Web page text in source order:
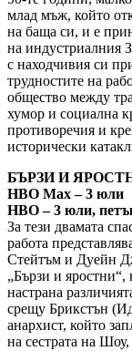
млад мъж, който
на баща си, и е
на индустриалния
с находчивия си
трудностите на
общество между
хумор и социална
противоречия и
исторически
БЪРЗИ И
HBO Max – 3 юли
HBO – 3 юли,
За тези двамата
работа
Стейтъм и Дуейн
„Бързи и
настрана
срещу Брикстън
анархист, който
на сестрата на